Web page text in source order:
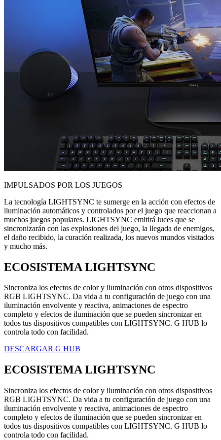
IMPULSADOS POR LOS JUEGOS
La tecnología LIGHTSYNC te sumerge en la acción con efectos de
iluminación automáticos y controlados por el juego que reaccionan a
muchos juegos populares. LIGHTSYNC emitirá luces que se
sincronizarán con las explosiones del juego, la llegada de enemigos,
el daño recibido, la curación realizada, los nuevos mundos visitados
y mucho más.
ECOSISTEMA LIGHTSYNC
Sincroniza los efectos de color y iluminación con otros dispositivos
RGB LIGHTSYNC. Da vida a tu configuración de juego con una
iluminación envolvente y reactiva, animaciones de espectro
completo y efectos de iluminación que se pueden sincronizar en
todos tus dispositivos compatibles con LIGHTSYNC. G HUB lo
controla todo con facilidad.
DESCARGAR G HUB
ECOSISTEMA LIGHTSYNC
Sincroniza los efectos de color y iluminación con otros dispositivos
RGB LIGHTSYNC. Da vida a tu configuración de juego con una
iluminación envolvente y reactiva, animaciones de espectro
completo y efectos de iluminación que se pueden sincronizar en
todos tus dispositivos compatibles con LIGHTSYNC. G HUB lo
controla todo con facilidad.